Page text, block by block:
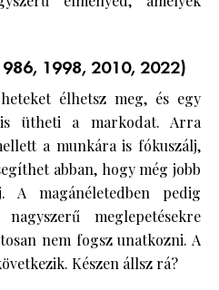
1998, 2010, 2022)
élhetsz meg, és egy
is ütheti a markodat. Arra
a munkára is fókuszálj,
abban, hogy még jobb
A magánéletedben pedig
meglepetésekre
nem fogsz unatkozni. A
Készen állsz rá?